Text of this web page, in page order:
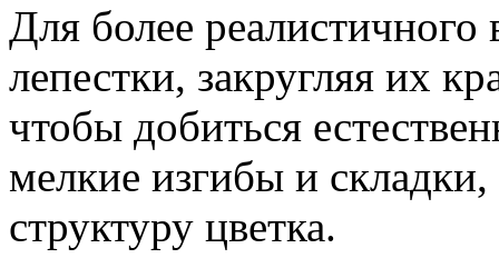
Для более
лепестки, закругляя их
чтобы добиться
мелкие изгибы и
структуру цветка.